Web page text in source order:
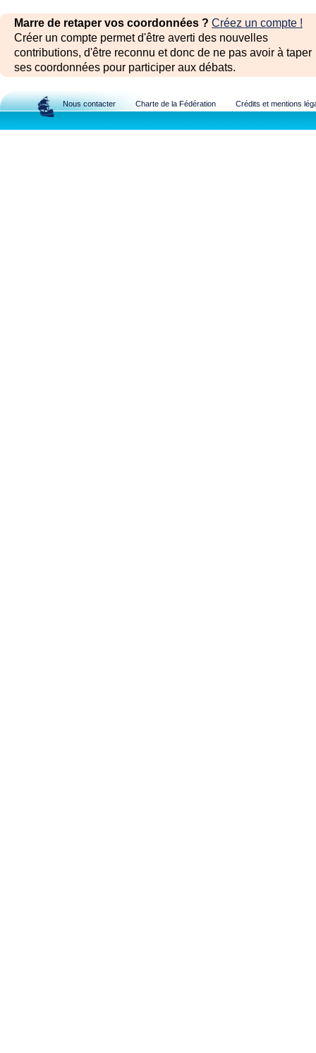
Marre de retaper vos coordonnées ? Créez un compte !
Créer un compte permet d'être averti des nouvelles
contributions, d'être reconnu et donc de ne pas avoir à taper
ses coordonnées pour participer aux débats.
Nous contacter Charte de la Fédération Crédits et mentions